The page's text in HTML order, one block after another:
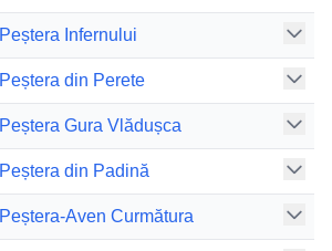
Peștera Infernului
Peștera din Perete
Peștera Gura Vlădușca
Peștera din Padină
Peștera-Aven Curmătura